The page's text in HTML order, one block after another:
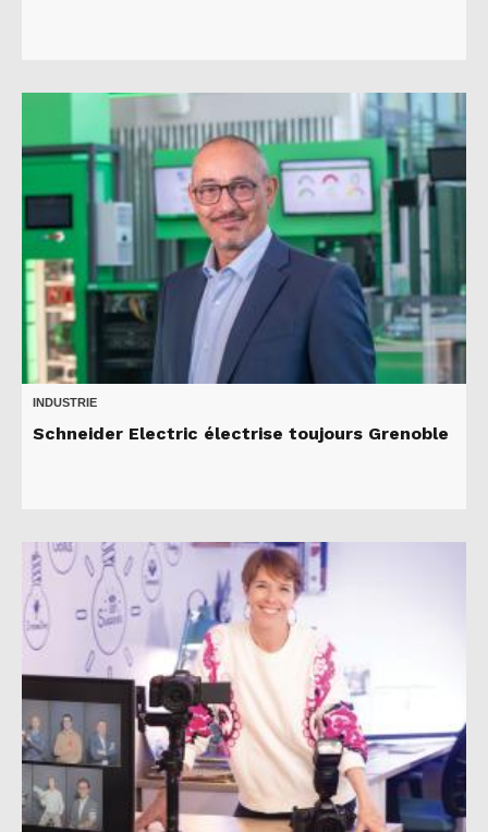
INDUSTRIE
Schneider Electric électrise toujours Grenoble